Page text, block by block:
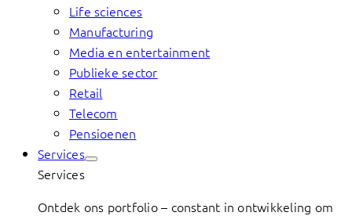
Life sciences
Manufacturing
Media en entertainment
Publieke sector
Retail
Telecom
Pensioenen
Services
Services
Ontdek ons portfolio – constant in ontwikkeling om